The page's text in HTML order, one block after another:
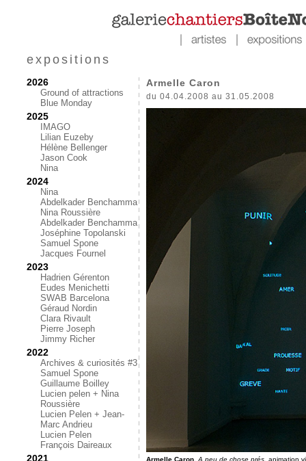
expositions
2026
Ground of attractions
Blue Monday
2025
IMAGO
Lilian Euzeby
Hélène Bellenger
Jason Cook
Nina
2024
Nina
Abdelkader Benchamma
Nina Roussière
Abdelkader Benchamma
Joséphine Topolanski
Samuel Spone
Jacques Fournel
2023
Hadrien Gérenton
Eudes Menichetti
SWAB Barcelona
Géraud Nordin
Clara Rivault
Pierre Joseph
Jimmy Richer
2022
Archives & curiosités #3
Samuel Spone
Guillaume Boilley
Lucien pelen + Nina
Roussière
Lucien Pelen + Jean-
Marc Andrieu
Lucien Pelen
François Daireaux
2021
Armelle Caron
du 04.04.2008 au 31.05.2008
Armelle Caron, A peu de chose prés , animation